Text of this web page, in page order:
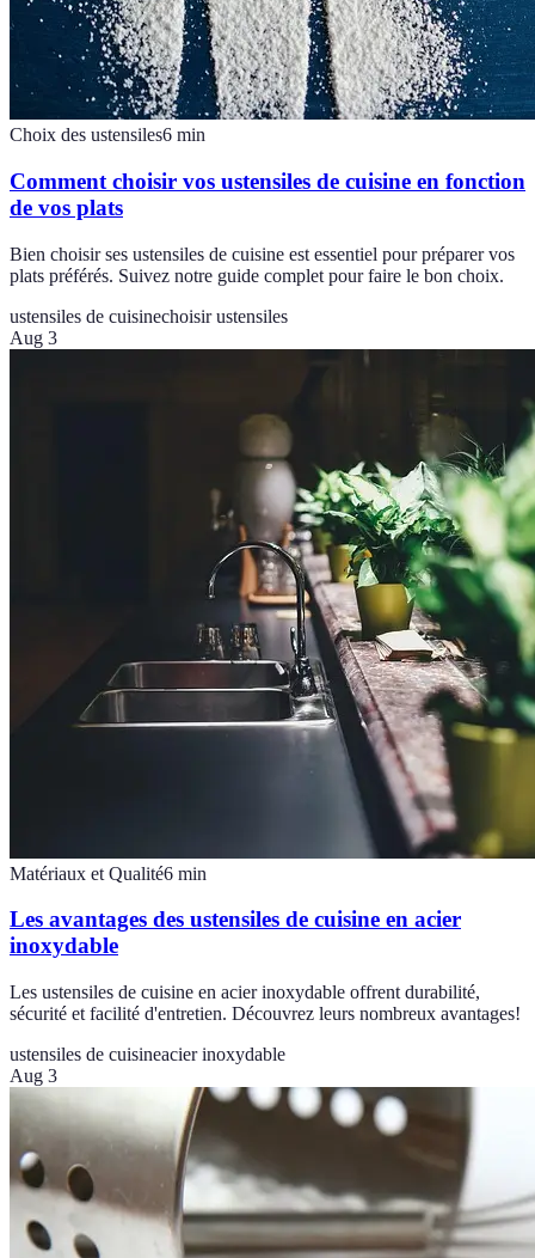
Choix des ustensiles6 min
Comment choisir vos ustensiles de cuisine en fonction
de vos plats
Bien choisir ses ustensiles de cuisine est essentiel pour préparer vos
plats préférés. Suivez notre guide complet pour faire le bon choix.
ustensiles de cuisinechoisir ustensiles
Aug 3
Matériaux et Qualité6 min
Les avantages des ustensiles de cuisine en acier
inoxydable
Les ustensiles de cuisine en acier inoxydable offrent durabilité,
sécurité et facilité d'entretien. Découvrez leurs nombreux avantages!
ustensiles de cuisineacier inoxydable
Aug 3